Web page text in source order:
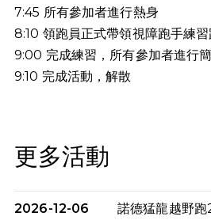
7:45 所有參加者進行熱身
8:10 領跑員正式帶領視障跑手練
9:00 完成練習，所有參加者進行
9:10 完成活動，解散
更多活動
2026-12-06 諾德猛龍越野